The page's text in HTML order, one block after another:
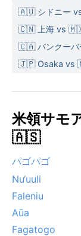
🇦🇺 シドニー
🇨🇳 上海 vs 🇲🇽
🇨🇦 バンクー
🇯🇵 Osaka vs
米領サモ
🇦🇸
パゴパゴ
Nu‘uuli
Faleniu
Aūa
Fagatogo